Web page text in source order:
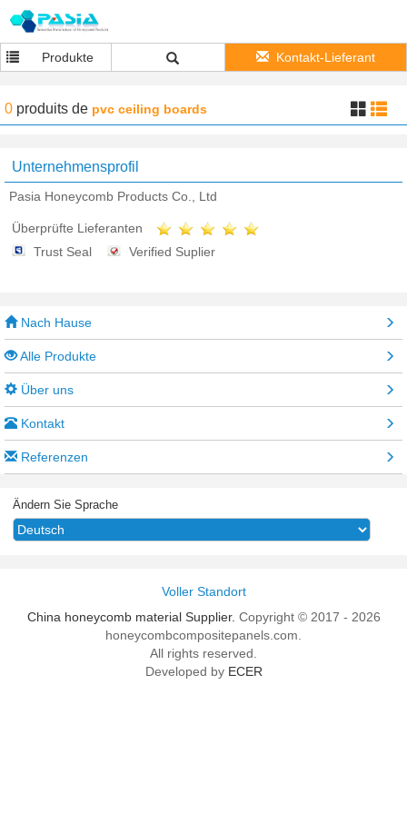
Produkte Kontakt-Lieferant
0 produits de pvc ceiling boards
Unternehmensprofil
Pasia Honeycomb Products Co., Ltd
Überprüfte Lieferanten
Trust Seal
Verified Suplier
Nach Hause
Alle Produkte
Über uns
Kontakt
Referenzen
Ändern Sie Sprache
Voller Standort
China honeycomb material Supplier. Copyright © 2017 - 2026
honeycombcompositepanels.com.
All rights reserved.
Developed by ECER